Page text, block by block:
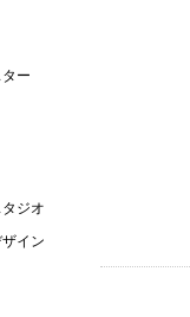
ー
ジオ
イン